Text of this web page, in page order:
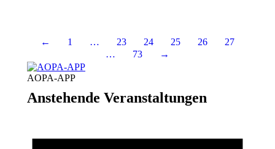
← 1 … 23 24 25 26
27
…
73 →
AOPA-APP
Anstehende Veranstaltungen